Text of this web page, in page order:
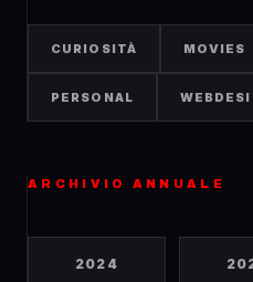
CURIOSITÀ MOVIES
PERSONAL
ARCHIVIO ANNUALE
2024